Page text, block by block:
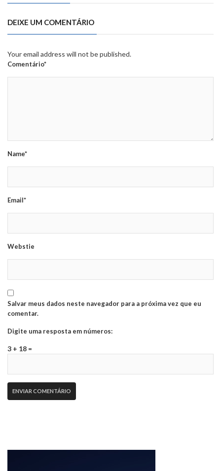
DEIXE UM COMENTÁRIO
Your email address will not be published.
Comentário*
Name*
Email*
Webstie
Salvar meus dados neste navegador para a próxima vez que eu
comentar.
Digite uma resposta em números:
3 + 18 =